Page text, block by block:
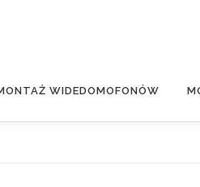
WIDEDOMOFONÓW